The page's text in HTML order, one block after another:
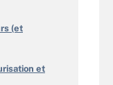
(et
et